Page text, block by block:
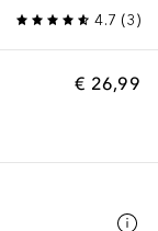
4.7 (3)
€ 26,99